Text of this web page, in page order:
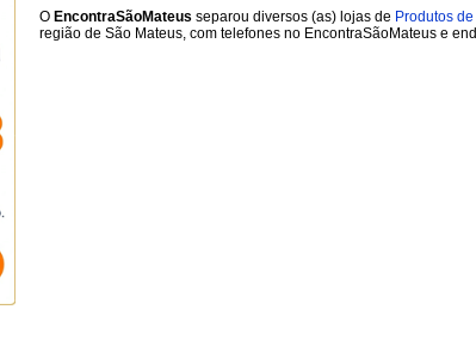
O EncontraSãoMateus separou diversos (as) lojas de Produtos
região de São Mateus, com telefones no EncontraSãoMateus e